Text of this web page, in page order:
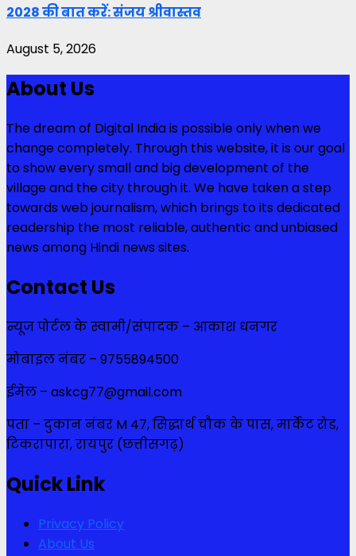
2028 की बात करें: संजय श्रीवास्तव
August 5, 2026
About Us
The dream of Digital India is possible only when we
change completely. Through this website, it is our goal
to show every small and big development of the
village and the city through it. We have taken a step
towards web journalism, which brings to its dedicated
readership the most reliable, authentic and unbiased
news among Hindi news sites.
Contact Us
न्यूज पोर्टल के स्वामी/संपादक – आकाश धनगर
मोबाइल नंबर – 9755894500
ईमेल – askcg77@gmail.com
पता – दुकान नंबर M 47, सिद्धार्थ चौक के पास, मार्केट रोड,
टिकरापारा, रायपुर (छत्तीसगढ़)
Quick Link
Privacy Policy
About Us